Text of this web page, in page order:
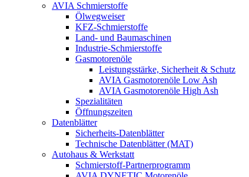
AVIA Schmierstoffe
Ölwegweiser
KFZ-Schmierstoffe
Land- und Baumaschinen
Industrie-Schmierstoffe
Gasmotorenöle
Leistungsstärke, Sicherheit & Schutz
AVIA Gasmotorenöle Low Ash
AVIA Gasmotorenöle High Ash
Spezialitäten
Öffnungszeiten
Datenblätter
Sicherheits-Datenblätter
Technische Datenblätter (MAT)
Autohaus & Werkstatt
Schmierstoff-Partnerprogramm